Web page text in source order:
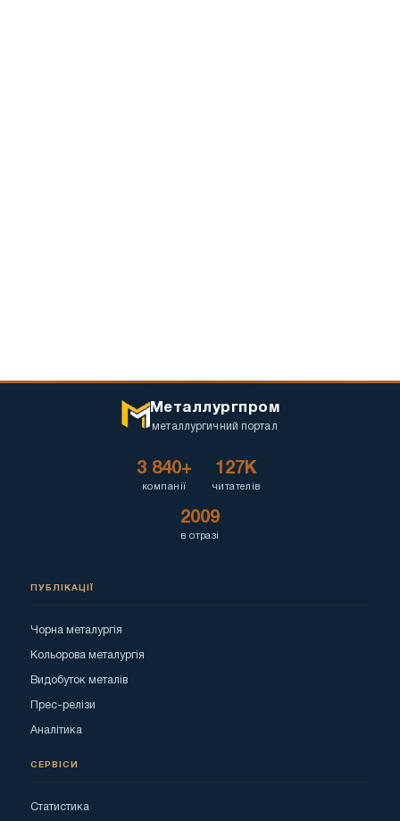
Металлургпром
металлургичний портал
3 840+
компанії
127K
читателів
2009
в отразі
ПУБЛІКАЦІЇ
Чорна металургія
Кольорова металургія
Видобуток металів
Прес-релізи
Аналітика
СЕРВІСИ
Статистика